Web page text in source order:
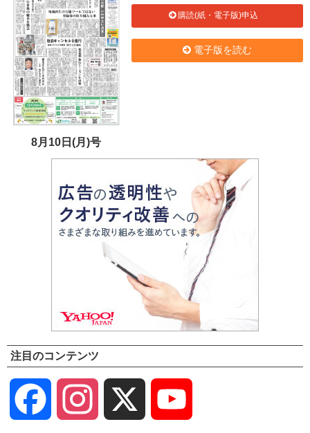
8月10日(月)号
購読(紙・電子版)申込
電子版を読む
注目のコンテンツ
Facebook Instagram